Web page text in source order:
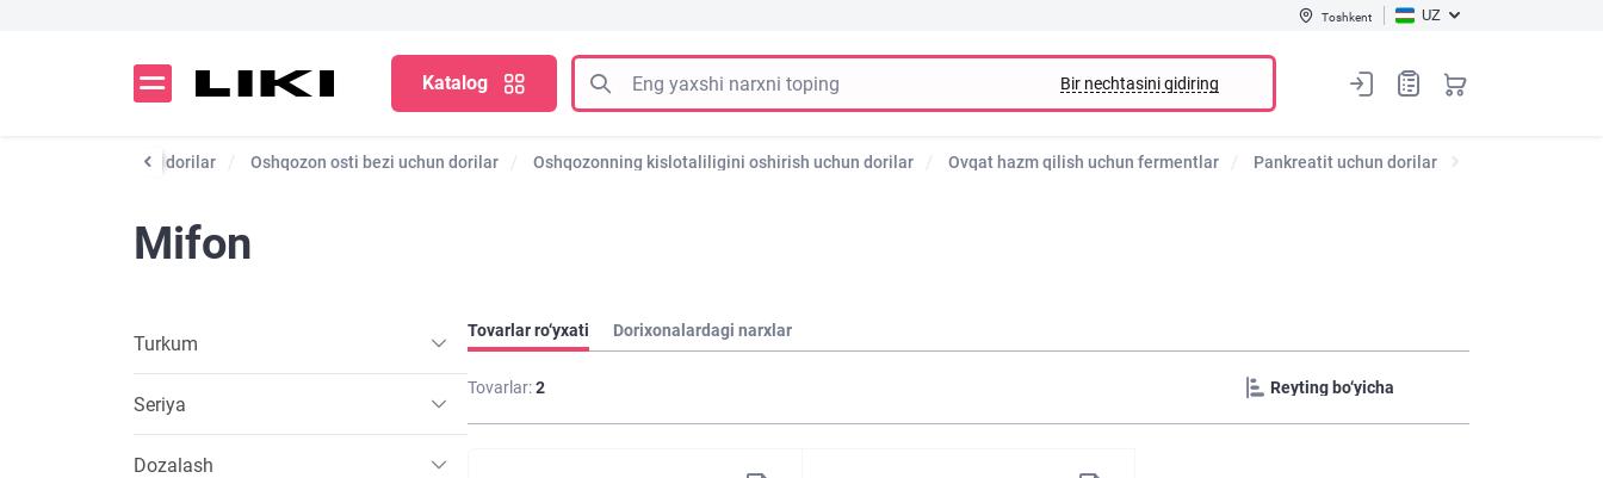
Toshkent UZ
Katalog Bir nechtasini qidiring
tezlashtiradigan dorilar Oshqozon osti bezi uchun dorilar Oshqozonning kislotaliligini oshirish uchun dorilar Ovqat hazm qilish uchun fermentlar Pankreatit uchun dorilar
Mifon
Turkum
Seriya
Dozalash
Tovarlar ro‘yxati Dorixonalardagi narxlar
Tovarlar:2